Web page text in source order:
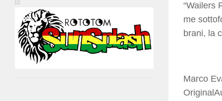
“Wailers
me
brani, la
Marco